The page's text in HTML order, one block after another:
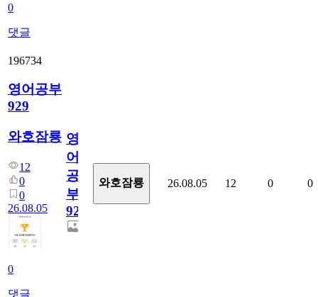
0
댓글
196734
영어공부
929
와호잠룡
12
0
0
26.08.05
0
댓글
영
어
공
부
929
와호잠룡 26.08.05 12 0 0